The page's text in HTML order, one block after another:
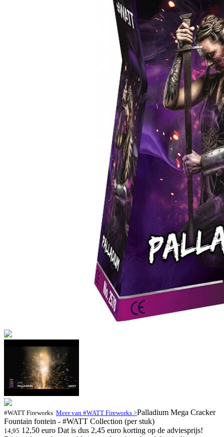
#WATT Fireworks Meer van #WATT Fireworks >Palladium Mega Cracker
Fountain fontein - #WATT Collection (per stuk)
14,95 12,50 euro Dat is dus 2,45 euro korting op de adviesprijs!